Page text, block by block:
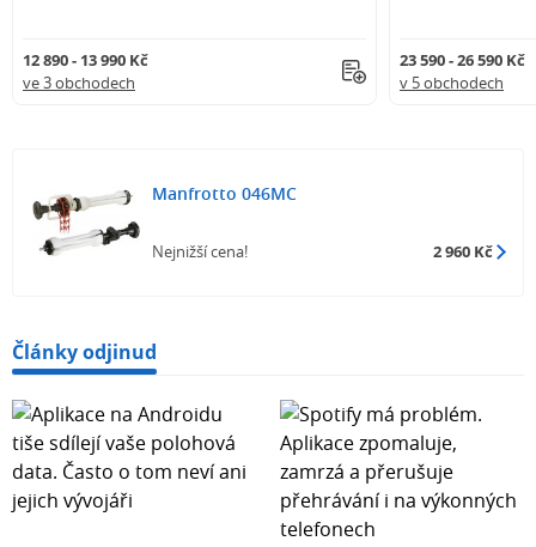
12 890 - 13 990 Kč
ve 3 obchodech
23 590 - 26 590 Kč
v 5 obchodech
Manfrotto 046MC
Nejnižší cena! 2 960 Kč
Články odjinud